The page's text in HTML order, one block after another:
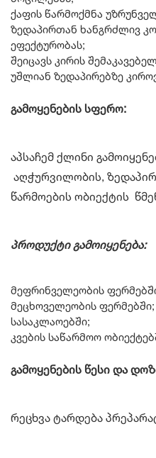
ქაფის წარმოქმნა
ზედაპირთან ხანგრძლივ
ეფექტურობას;
შეიცავს კირის
უშლიან ზედაპირებზე
გამოყენების სფერო:
აპსაჩემ ქლინი
აღჭურვილობის,
წარმოების ობიექტის
პროდუქტი გამოიყენება:
მეფრინველეობის
მეცხოველეობის ფერმებში;
სასაკლაოებში;
კვების საწარმოო
გამოყენების წესი და
რეცხვა ტარდება